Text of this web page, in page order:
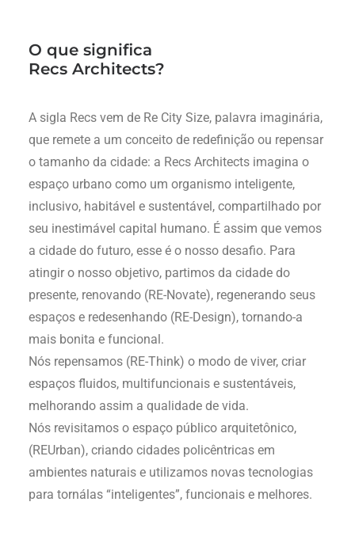
O que significa
Recs Architects?
A sigla Recs vem de Re City Size, palavra imaginária,
que remete a um conceito de redefinição ou repensar
o tamanho da cidade: a Recs Architects imagina o
espaço urbano como um organismo inteligente,
inclusivo, habitável e sustentável, compartilhado por
seu inestimável capital humano. É assim que vemos
a cidade do futuro, esse é o nosso desafio. Para
atingir o nosso objetivo, partimos da cidade do
presente, renovando (RE-Novate), regenerando seus
espaços e redesenhando (RE-Design), tornando-a
mais bonita e funcional.
Nós repensamos (RE-Think) o modo de viver, criar
espaços fluidos, multifuncionais e sustentáveis,
melhorando assim a qualidade de vida.
Nós revisitamos o espaço público arquitetônico,
(REUrban), criando cidades policêntricas em
ambientes naturais e utilizamos novas tecnologias
para tornálas “inteligentes”, funcionais e melhores.